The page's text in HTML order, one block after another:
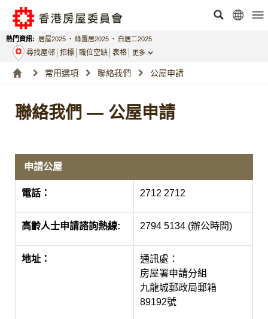
熱門資訊: 居屋2025 、 綠置居2025 、 白居二2025
尋找屋邨 招標 職位空缺 表格 更多
常用選項 聯絡我們 公屋申請
聯絡我們 — 公屋申請
申請公屋
電話： 2712 2712
高齡人士申請諮詢熱線: 2794 5134 (辦公時間)
地址：
通訊處：
房屋署申請分組
九龍城郵政局郵箱
89192號